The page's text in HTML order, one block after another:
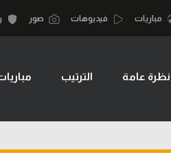
مباريات فيديوهات صور
نظرة عامة الترتيب